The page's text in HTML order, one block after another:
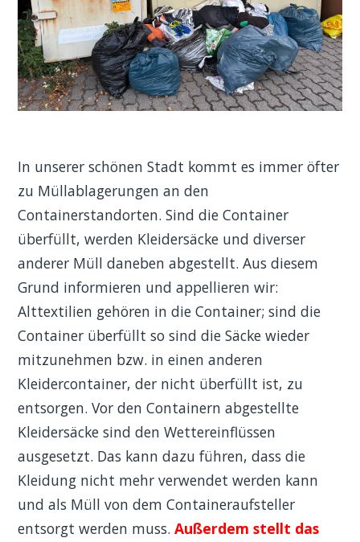
In unserer schönen Stadt kommt es immer öfter
zu Müllablagerungen an den
Containerstandorten. Sind die Container
überfüllt, werden Kleidersäcke und diverser
anderer Müll daneben abgestellt. Aus diesem
Grund informieren und appellieren wir:
Alttextilien gehören in die Container; sind die
Container überfüllt so sind die Säcke wieder
mitzunehmen bzw. in einen anderen
Kleidercontainer, der nicht überfüllt ist, zu
entsorgen. Vor den Containern abgestellte
Kleidersäcke sind den Wettereinflüssen
ausgesetzt. Das kann dazu führen, dass die
Kleidung nicht mehr verwendet werden kann
und als Müll von dem Containeraufsteller
entsorgt werden muss.Außerdem stellt das